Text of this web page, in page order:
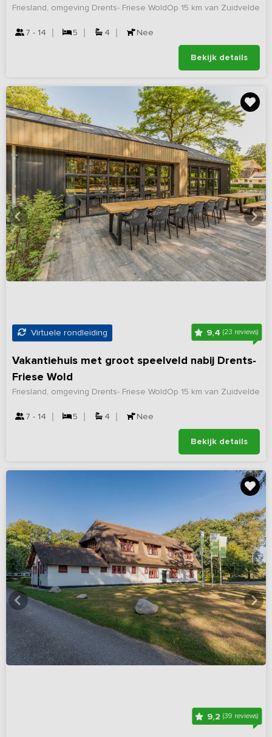
Op 15 km van Zuidvelde
Friesland, omgeving Drents- Friese Wold
7 - 14 5 4 Nee
Bekijk details
Virtuele rondleiding 9,4 (23 reviews)
Vakantiehuis met groot speelveld nabij Drents-
Friese Wold
Op 15 km van Zuidvelde
Friesland, omgeving Drents- Friese Wold
7 - 14 5 4 Nee
Bekijk details
9,2 (39 reviews)